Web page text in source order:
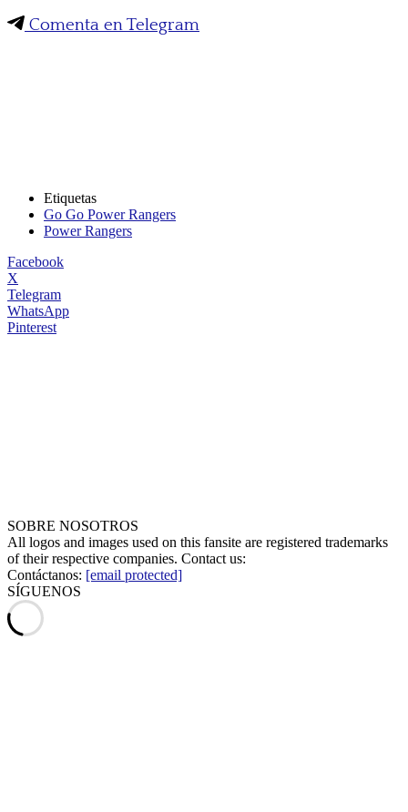
Comenta en Telegram
Etiquetas
Go Go Power Rangers
Power Rangers
Facebook
X
Telegram
WhatsApp
Pinterest
SOBRE NOSOTROS
All logos and images used on this fansite are registered trademarks
of their respective companies. Contact us:
Contáctanos: [email protected]
SÍGUENOS